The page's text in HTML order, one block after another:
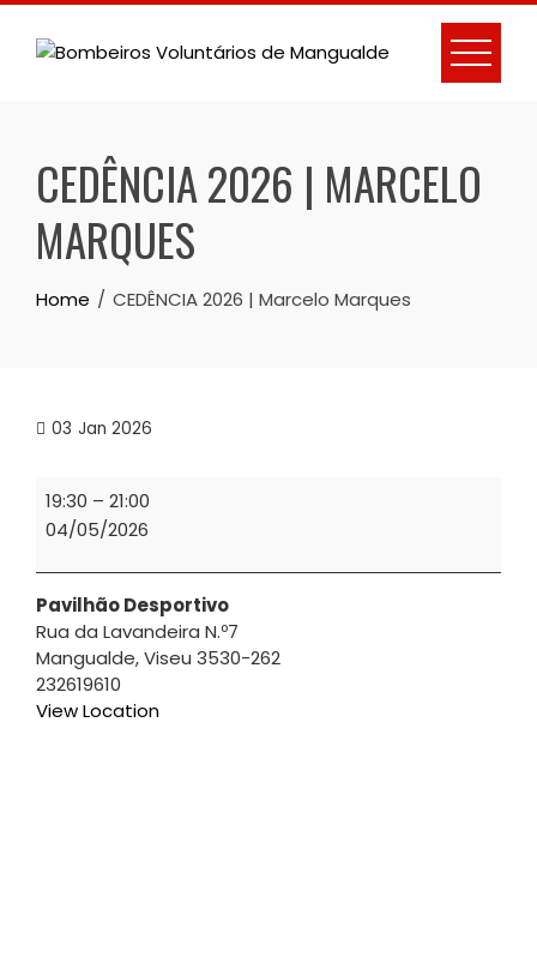
Skip
CEDÊNCIA 2026 | MARCELO
MARQUES
Home CEDÊNCIA 2026 | Marcelo Marques
03 Jan 2026
CEDÊNCIA
2026
Marcelo
Marques
19:30 – 21:00
04/05/2026
Pavilhão Desportivo
Rua da Lavandeira N.º7
Mangualde,Viseu 3530-262
232619610
View Location